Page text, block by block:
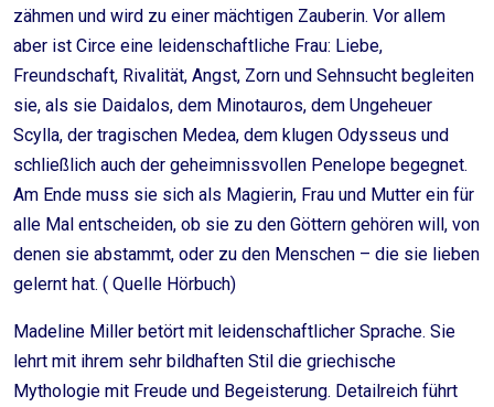
zähmen und wird zu einer mächtigen Zauberin. Vor allem
aber ist Circe eine leidenschaftliche Frau: Liebe,
Freundschaft, Rivalität, Angst, Zorn und Sehnsucht begleiten
sie, als sie Daidalos, dem Minotauros, dem Ungeheuer
Scylla, der tragischen Medea, dem klugen Odysseus und
schließlich auch der geheimnissvollen Penelope begegnet.
Am Ende muss sie sich als Magierin, Frau und Mutter ein für
alle Mal entscheiden, ob sie zu den Göttern gehören will, von
denen sie abstammt, oder zu den Menschen – die sie lieben
gelernt hat. ( Quelle Hörbuch)
Madeline Miller betört mit leidenschaftlicher Sprache. Sie
lehrt mit ihrem sehr bildhaften Stil die griechische
Mythologie mit Freude und Begeisterung. Detailreich führt